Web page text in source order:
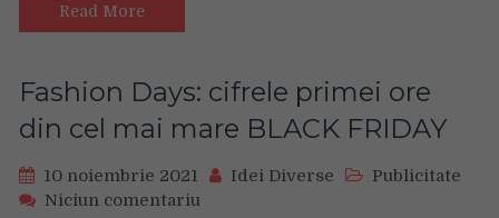
returneze
vechiul
IKEA,
Read More
Fashion Days: cifrele primei ore
din cel mai mare BLACK FRIDAY
10 noiembrie 2021 Idei Diverse
Publicitate
Niciun comentariu